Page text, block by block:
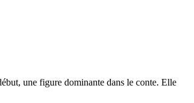
une figure dominante dans le conte. Elle